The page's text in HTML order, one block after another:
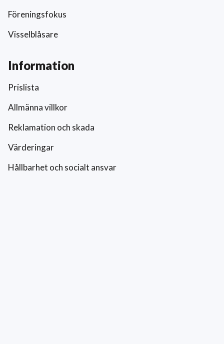
Föreningsfokus
Visselblåsare
Information
Prislista
Allmänna villkor
Reklamation och skada
Värderingar
Hållbarhet och socialt ansvar